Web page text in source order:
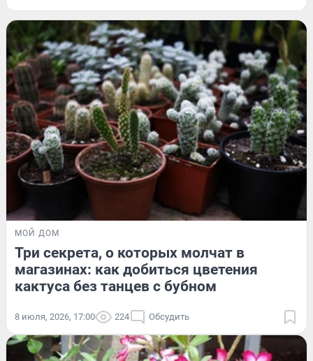
МОЙ ДОМ
Три секрета, о которых молчат в
магазинах: как добиться цветения
кактуса без танцев с бубном
8 июля, 2026, 17:00 224 Обсудить